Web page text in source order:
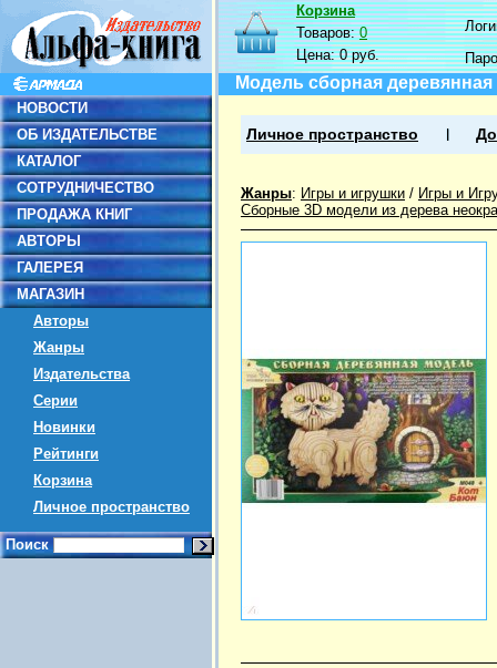
НОВОСТИ
ОБ ИЗДАТЕЛЬСТВЕ
КАТАЛОГ
СОТРУДНИЧЕСТВО
ПРОДАЖА КНИГ
АВТОРЫ
ГАЛЕРЕЯ
МАГАЗИН
Авторы
Жанры
Издательства
Серии
Новинки
Рейтинги
Корзина
Личное пространство
Поиск
Корзина
Товаров:0
Цена:0 руб.
Модель сборная
Личное пространство
Жанры: Игры и игрушки / Игры и
Сборные 3D модели из дерева